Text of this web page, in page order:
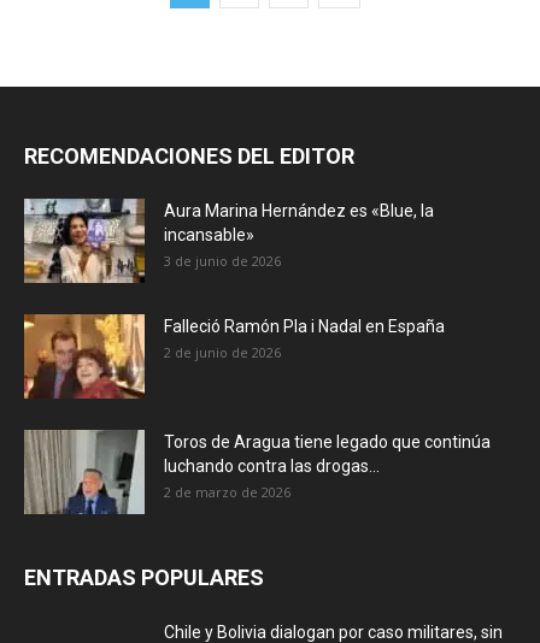
RECOMENDACIONES DEL EDITOR
Aura Marina Hernández es «Blue, la
incansable»
3 de junio de 2026
Falleció Ramón Pla i Nadal en España
2 de junio de 2026
Toros de Aragua tiene legado que continúa
luchando contra las drogas...
2 de marzo de 2026
ENTRADAS POPULARES
Chile y Bolivia dialogan por caso militares, sin